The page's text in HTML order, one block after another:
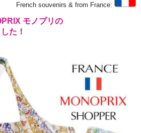
French souvenirs & from France:
モノプリの
た！